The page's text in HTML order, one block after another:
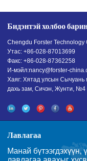
Бидэнтэй холбоо
Chengdu Forster Technology
Утас: +86-028-87013699
Факс: +86-028-87362258
И-мэйл:nancy@forster-
Хаяг: Хятад улсын Сычуань
дахь зам, Сичэн, Жунти, №4
Лавлагаа
Манай бүтээгдэхүүн,